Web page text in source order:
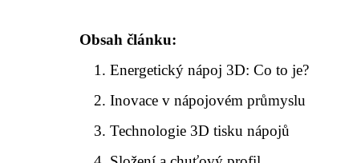
Obsah článku:
Energetický nápoj 3D: Co to je?
Inovace v nápojovém průmyslu
Technologie 3D tisku nápojů